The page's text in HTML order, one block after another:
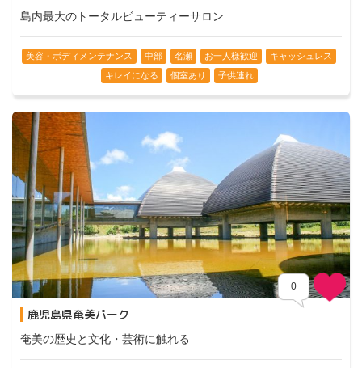
島内最大のトータルビューティーサロン
美容・ボディメンテナンス 中部 名瀬 お一人様歓迎
キャッシュレス
キレイになる
個室あり 子供連れ
0
鹿児島県奄美パーク
奄美の歴史と文化・芸術に触れる